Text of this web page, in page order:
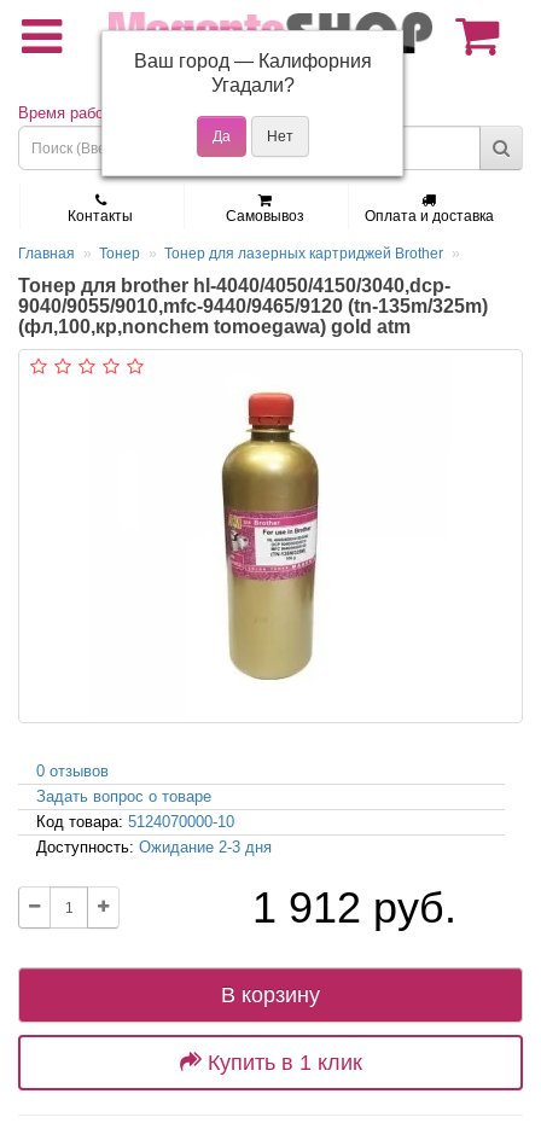
(495) 150-01-37
Время работы: Пн - Пт 9:30 - 19:00
Контакты Самовывоз Оплата и доставка
Главная Тонер Тонер для лазерных картриджей Brother
Тонер для brother hl-4040/4050/4150/3040,dcp-
9040/9055/9010,mfc-9440/9465/9120 (tn-135m/325m)
(фл,100,кр,nonchem tomoegawa) gold atm
0 отзывов
Задать вопрос о товаре
Код товара: 5124070000-10
Доступность: Ожидание 2-3 дня
1 912 руб.
В корзину
Купить в 1 клик
Ваш город — Калифорния
Угадали?